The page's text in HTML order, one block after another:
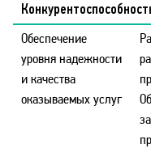
Обеспечение
уровня надежности
и качества
оказываемых услуг